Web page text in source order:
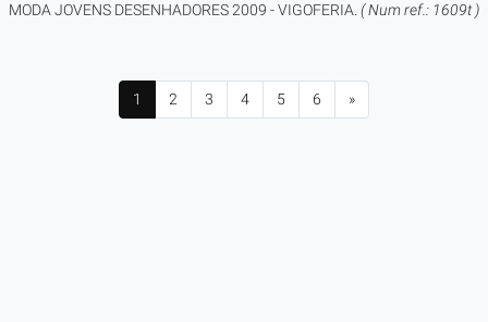
MODA JOVENS DESENHADORES 2009 - VIGOFERIA. ( Num ref.: 1609t )
1 2 3 4 5 6 »